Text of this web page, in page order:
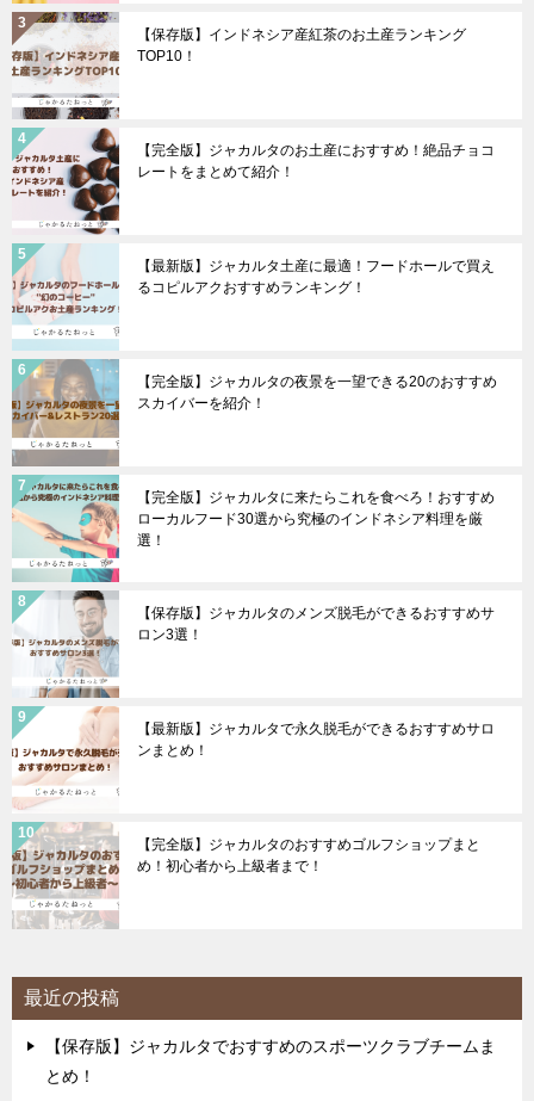
【保存版】インドネシア産紅茶のお土産ランキング
TOP10！
【完全版】ジャカルタのお土産におすすめ！絶品チョコ
レートをまとめて紹介！
【最新版】ジャカルタ土産に最適！フードホールで買え
るコピルアクおすすめランキング！
【完全版】ジャカルタの夜景を一望できる20のおすすめ
スカイバーを紹介！
【完全版】ジャカルタに来たらこれを食べろ！おすすめ
ローカルフード30選から究極のインドネシア料理を厳
選！
【保存版】ジャカルタのメンズ脱毛ができるおすすめサ
ロン3選！
【最新版】ジャカルタで永久脱毛ができるおすすめサロ
ンまとめ！
【完全版】ジャカルタのおすすめゴルフショップまと
め！初心者から上級者まで！
最近の投稿
【保存版】ジャカルタでおすすめのスポーツクラブチームま
とめ！